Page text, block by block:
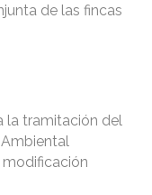
de las fincas
la tramitación del
modificación